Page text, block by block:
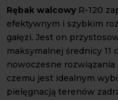
Rębak walcowy R-120
efektywnym i szybkim
gałęzi. Jest on
maksymalnej średnicy 11
nowoczesne
czemu jest idealnym
pielęgnacją terenów